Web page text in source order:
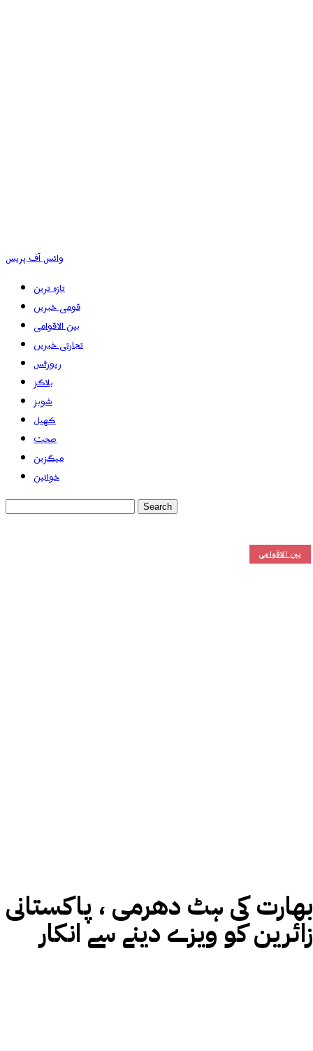
وائس آف پریس
تازہ ترین
قومی خبریں
بین الاقوامی
تجارتی خبریں
رپورٹس
بلاگز
شوبز
کھیل
صحت
میگزین
خواتین
بین الاقوامی
بھارت کی ہٹ دھرمی ، پاکستانی
زائرین کو ویزے دینے سے انکار